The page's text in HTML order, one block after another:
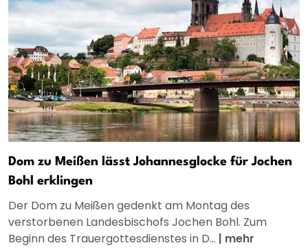
Dom zu Meißen lässt Johannesglocke für Jochen
Bohl erklingen
Der Dom zu Meißen gedenkt am Montag des
verstorbenen Landesbischofs Jochen Bohl. Zum
Beginn des Trauergottesdienstes in D... | mehr